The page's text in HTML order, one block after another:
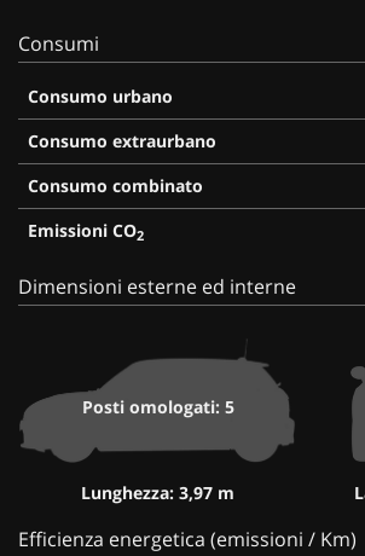
Consumi
Consumo urbano
Consumo extraurbano
Consumo combinato
Emissioni CO2
Dimensioni esterne ed interne
Posti omologati: 5
Lunghezza: 3,97 m
Efficienza energetica (emissioni / Km)